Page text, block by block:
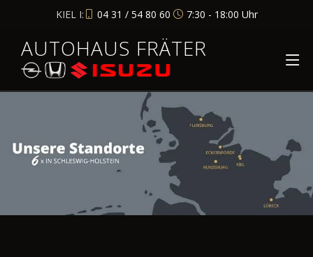
KIEL I: 04 31 / 54 80 60 7:30 - 18:00 Uhr
AUTOHAUS FRÄTER